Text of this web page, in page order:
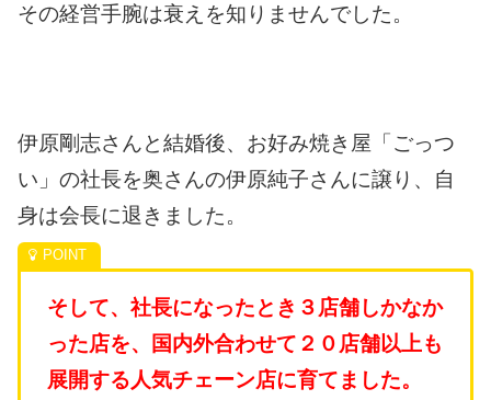
その経営手腕は衰えを知りませんでした。
伊原剛志さんと結婚後、お好み焼き屋「ごっつ
い」の社長を奥さんの伊原純子さんに譲り、自
身は会長に退きました。
そして、社長になったとき３店舗しかなか
った店を、国内外合わせて２０店舗以上も
展開する人気チェーン店に育てました。